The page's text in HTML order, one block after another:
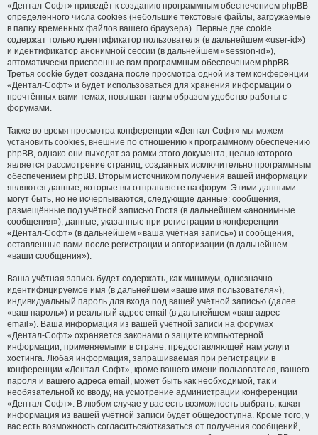
«Дентал-Софт» приведёт к созданию программным обеспечением phpBB
определённого числа cookies (небольшие текстовые файлы, загружаемые
в папку временных файлов вашего браузера). Первые две cookie
содержат только идентификатор пользователя (в дальнейшем «user-id»)
и идентификатор анонимной сессии (в дальнейшем «session-id»),
автоматически присвоенные вам программным обеспечением phpBB.
Третья cookie будет создана после просмотра одной из тем конференции
«Дентал-Софт» и будет использоваться для хранения информации о
прочтённых вами темах, повышая таким образом удобство работы с
форумами.
Также во время просмотра конференции «Дентал-Софт» мы можем
установить cookies, внешние по отношению к программному обеспечению
phpBB, однако они выходят за рамки этого документа, целью которого
является рассмотрение страниц, созданных исключительно программным
обеспечением phpBB. Вторым источником получения вашей информации
являются данные, которые вы отправляете на форум. Этими данными
могут быть, но не исчерпываются, следующие данные: сообщения,
размещённые под учётной записью Гостя (в дальнейшем «анонимные
сообщения»), данные, указанные при регистрации в конференции
«Дентал-Софт» (в дальнейшем «ваша учётная запись») и сообщения,
оставленные вами после регистрации и авторизации (в дальнейшем
«ваши сообщения»).
Ваша учётная запись будет содержать, как минимум, однозначно
идентифицируемое имя (в дальнейшем «ваше имя пользователя»),
индивидуальный пароль для входа под вашей учётной записью (далее
«ваш пароль») и реальный адрес email (в дальнейшем «ваш адрес
email»). Ваша информация из вашей учётной записи на форумах
«Дентал-Софт» охраняется законами о защите компьютерной
информации, применяемыми в стране, предоставляющей нам услуги
хостинга. Любая информация, запрашиваемая при регистрации в
конференции «Дентал-Софт», кроме вашего имени пользователя, вашего
пароля и вашего адреса email, может быть как необходимой, так и
необязательной ко вводу, на усмотрение администрации конференции
«Дентал-Софт». В любом случае у вас есть возможность выбрать, какая
информация из вашей учётной записи будет общедоступна. Кроме того, у
вас есть возможность согласиться/отказаться от получения сообщений,